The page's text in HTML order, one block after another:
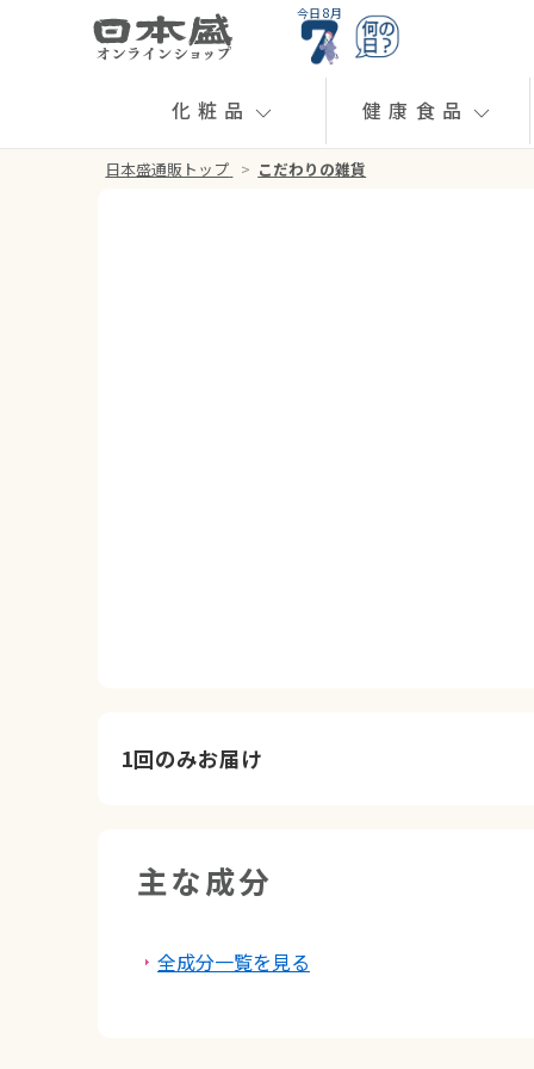
今日 8月
化粧品 健康食品
日本盛通販トップ > こだわりの雑貨
1回のみお届け
主な成分
全成分一覧を見る